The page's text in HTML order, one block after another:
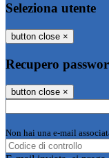
Seleziona utente
button close ×
Recupero
button close ×
Non hai una e-mail